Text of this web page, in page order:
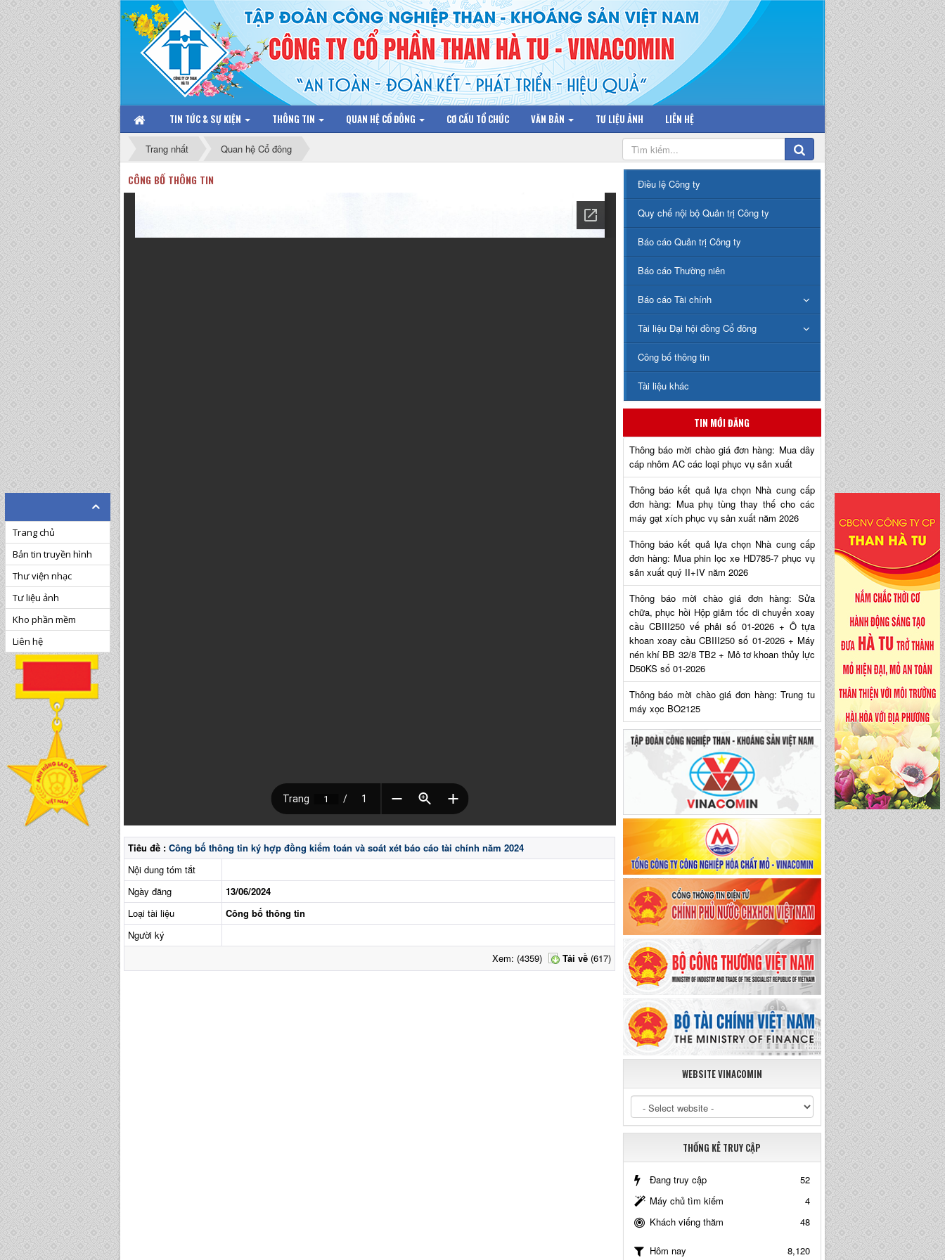
TIN TỨC & SỰ KIỆN THÔNG TIN QUAN HỆ CỔ ĐÔNG CƠ CẤU TỔ CHỨC VĂN BẢN TƯ LIỆU ẢNH LIÊN HỆ
Trang nhất Quan hệ Cổ đông
CÔNG BỐ THÔNG TIN
Tiêu đề : Công bố thông tin ký hợp đồng kiểm toán và soát xét báo cáo tài chính năm 2024
Nội dung tóm tắt
Ngày đăng
13/06/2024
Loại tài liệu
Công bố thông tin
Người ký
Xem: (4359)
Tải về (617)
Điều lệ Công ty
Quy chế nội bộ Quản trị Công ty
Báo cáo Quản trị Công ty
Báo cáo Thường niên
Báo cáo Tài chính
Tài liệu Đại hội đồng Cổ đông
Công bố thông tin
Tài liệu khác
TIN MỚI ĐĂNG
Thông báo mời chào giá đơn hàng: Mua dây
cáp nhôm AC các loại phục vụ sản xuất
Thông báo kết quả lựa chọn Nhà cung cấp
đơn hàng: Mua phụ tùng thay thế cho các
máy gạt xích phục vụ sản xuất năm 2026
Thông báo kết quả lựa chọn Nhà cung cấp
đơn hàng: Mua phin lọc xe HD785-7 phục vụ
sản xuất quý II+IV năm 2026
Thông báo mời chào giá đơn hàng: Sửa
chữa, phục hồi Hộp giảm tốc di chuyển xoay
cầu CBIII250 vế phải số 01-2026 + Ô tựa
khoan xoay cầu CBIII250 số 01-2026 + Máy
nén khí BB 32/8 TB2 + Mô tơ khoan thủy lực
D50KS số 01-2026
Thông báo mời chào giá đơn hàng: Trung tu
máy xọc BO2125
WEBSITE VINACOMIN
THỐNG KÊ TRUY CẬP
Đang truy cập
52
Máy chủ tìm kiếm
4
Khách viếng thăm
48
Hôm nay 8,120
Trang chủ
Bản tin truyền hình
Thư viện nhạc
Tư liệu ảnh
Kho phần mềm
Liên hệ